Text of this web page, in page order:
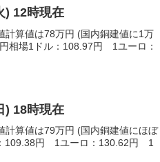
) 12時現在
計算値は78万円 (国内銅建値に1万
相場1ドル：108.97円 1ユーロ：
) 18時現在
計算値は79万円 (国内銅建値にほぼ
109.38円 1ユーロ：130.62円 1